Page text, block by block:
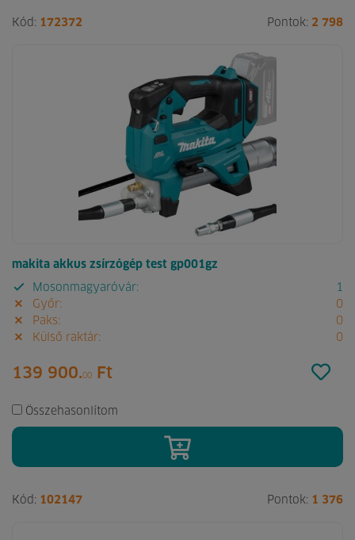
Kód: 172372 Pontok: 2 798
makita akkus zsírzógép test gp001gz
Mosonmagyaróvár:
1
Győr:
0
Paks:
0
Külső raktár:
0
139 900.00 Ft
Összehasonlítom
Kód: 102147 Pontok: 1 376